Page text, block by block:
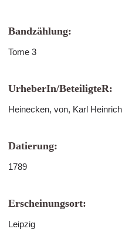
Bandzählung:
Tome 3
UrheberIn/BeteiligteR:
Heinecken, von, Karl Heinrich
Datierung:
1789
Erscheinungsort:
Leipzig